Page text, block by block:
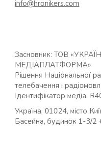
info@hronikers.com
Засновник: ТОВ
МЕДІАПЛАТФОРМА»
Рішення Національної
телебачення і
Ідентифікатор медіа:
Україна, 01024, місто
Басейна, будинок 1-3/